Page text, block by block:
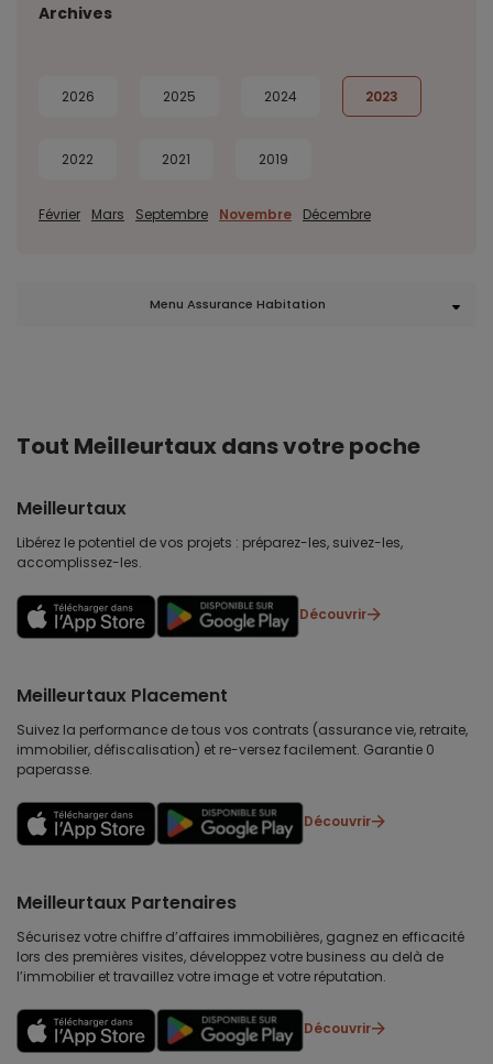
Archives
2026 2025 2024 2023
2022 2021 2019
Février Mars Septembre Novembre Décembre
Menu Assurance Habitation
Tout Meilleurtaux dans votre poche
Meilleurtaux
Libérez le potentiel de vos projets : préparez-les, suivez-les,
accomplissez-les.
Découvrir
Meilleurtaux Placement
Suivez la performance de tous vos contrats (assurance vie, retraite,
immobilier, défiscalisation) et re-versez facilement. Garantie 0
paperasse.
Découvrir
Meilleurtaux Partenaires
Sécurisez votre chiffre d’affaires immobilières, gagnez en efficacité
lors des premières visites, développez votre business au delà de
l’immobilier et travaillez votre image et votre réputation.
Découvrir